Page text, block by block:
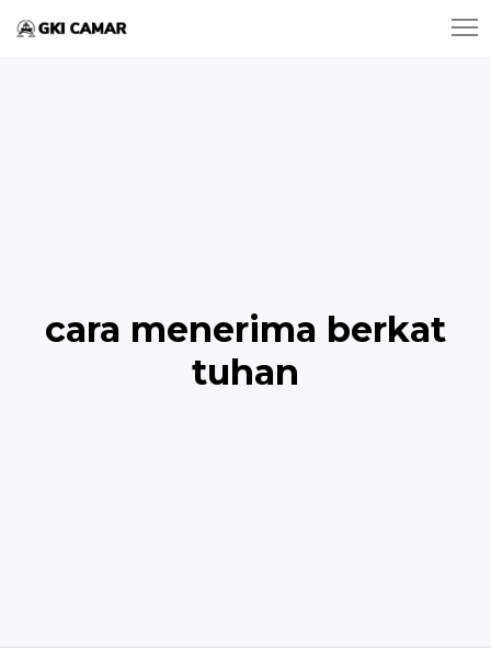
cara menerima berkat
tuhan